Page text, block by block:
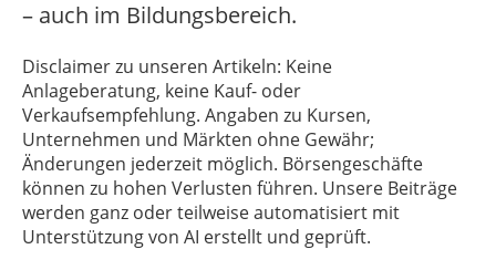
– auch im Bildungsbereich.
Disclaimer zu unseren Artikeln: Keine
Anlageberatung, keine Kauf- oder
Verkaufsempfehlung. Angaben zu Kursen,
Unternehmen und Märkten ohne Gewähr;
Änderungen jederzeit möglich. Börsengeschäfte
können zu hohen Verlusten führen. Unsere Beiträge
werden ganz oder teilweise automatisiert mit
Unterstützung von AI erstellt und geprüft.